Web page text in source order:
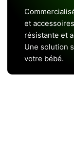
et
résistante et
Une solution
votre bébé.